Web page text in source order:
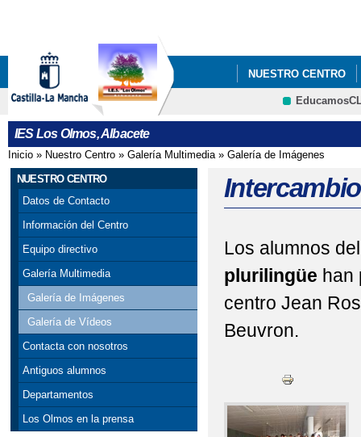
NUESTRO CENTRO
DOCUMENTOS
IES Los Olmos, Albacete
Se encuentra usted aquí
Inicio » Nuestro Centro » Galería Multimedia» Galería de Imágenes
NUESTRO CENTRO
Datos de Contacto
Información del Centro
Equipo directivo
Galería Multimedia
Galería de Imágenes
Galería de Vídeos
Contacta con nosotros
Antiguos alumnos
Departamentos
Los Olmos en la prensa
Los alumnos
plurilingüe han
centro Jean
Beuvron.